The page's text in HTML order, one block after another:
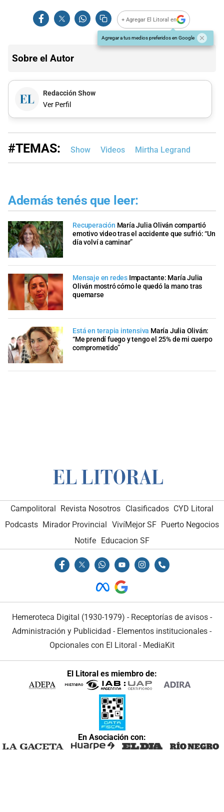
+ Agregar El Litoral en
Agregar a tus medios preferidos en Google
Sobre el Autor
Redacción Show
Ver Perfil
#TEMAS: Show Videos Mirtha Legrand
Además tenés que leer:
Recuperación María Julia Oliván compartió
emotivo video tras el accidente que sufrió: “Un
día volví a caminar”
Mensaje en redes Impactante: María Julia
Oliván mostró cómo le quedó la mano tras
quemarse
Está en terapia intensiva María Julia Oliván:
“Me prendí fuego y tengo el 25% de mi cuerpo
comprometido”
Campolitoral Revista Nosotros Clasificados CYD Litoral
Podcasts Mirador Provincial VivíMejor SF Puerto Negocios
Notife Educacion SF
Hemeroteca Digital (1930-1979) - Receptorías de avisos -
Administración y Publicidad - Elementos institucionales -
Opcionales con El Litoral - MediaKit
El Litoral es miembro de:
En Asociación con: